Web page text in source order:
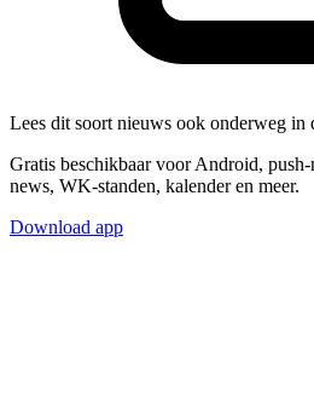
Lees dit soort nieuws ook onderweg in
Gratis beschikbaar voor Android,
news, WK-standen, kalender en meer.
Download app